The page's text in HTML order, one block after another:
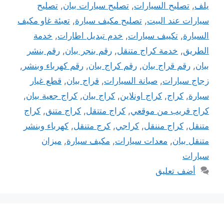
يلف, تصليح السيارات, تصليح سيارات بيان, تصليح
سيارات عند البيت, تصليح مكيف سيارة, تعبئة غاو مكيف
السيارة, تكييف سيارات, خدم تبديل اطارات, خدمة
الطريق, خدمة كراج متنقل, رقم بنجر بيان, رقم بنشر
بيان, رقم قراج بيان, رقم كراج بيان, رقم كهرباء وبنشر ,
زجاج سيارات, صيانة السيارات, قراج بيان, قطع غيار
سيارة, كراج, كراج اونلاين, كراج بيان, كراج جعية بيان,
كراج قريب من موقعي, كراج متتقل, كراج متنق, كراج
متنقل, كراج مننقل, كراجي, كرج متنقل, كهرباء وبنشر
متنقل بيان, معدات سيارات, مكيف سيارة, ميزان
سيارات
أضف تعليق